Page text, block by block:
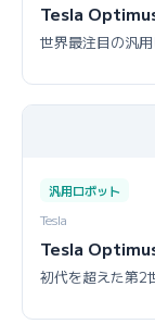
Tesla
世界最注目の汎
汎用ロボット
Tesla
Tesla
初代を超えた第2